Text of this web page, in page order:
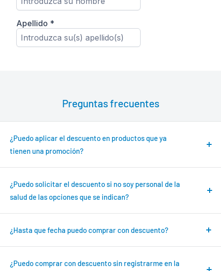
Preguntas frecuentes
¿Puedo aplicar el descuento en productos que ya
tienen una promoción?
No. El descuento no es acumulable con otras promociones.
¿Puedo solicitar el descuento si no soy personal de la
salud de las opciones que se indican?
No. El descuento es exclusivo para el personal de la salud
indicadas en esta página
¿Hasta que fecha puedo comprar con descuento?
Puede usarse en todas las compras hasta el 31 de Diciembre de
2026
¿Puedo comprar con descuento sin registrarme en la